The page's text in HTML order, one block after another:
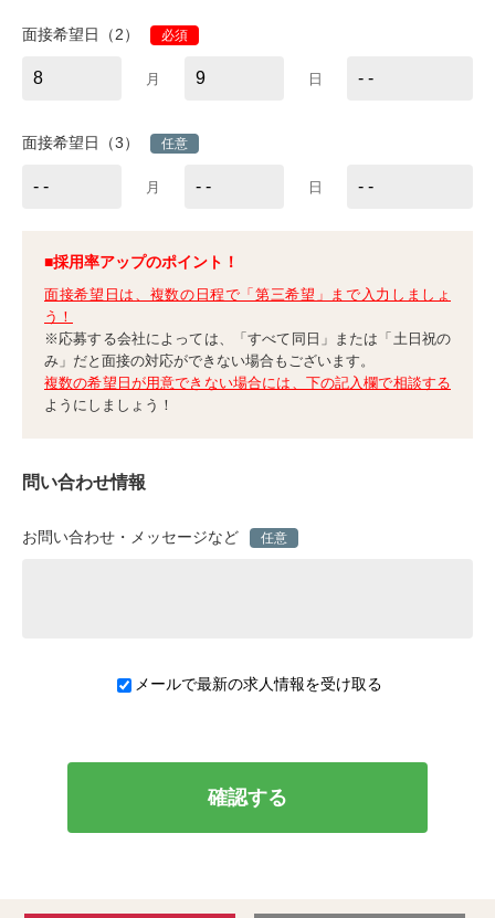
面接希望日（2） 必須
月 日
面接希望日（3） 任意
月 日
■採用率アップのポイント！
面接希望日は、複数の日程で「第三希望」まで入力しましょ
う！
※応募する会社によっては、「すべて同日」または「土日祝の
み」だと面接の対応ができない場合もございます。
複数の希望日が用意できない場合には、下の記入欄で相談する
ようにしましょう！
問い合わせ情報
お問い合わせ・メッセージなど 任意
メールで最新の求人情報を受け取る
確認する